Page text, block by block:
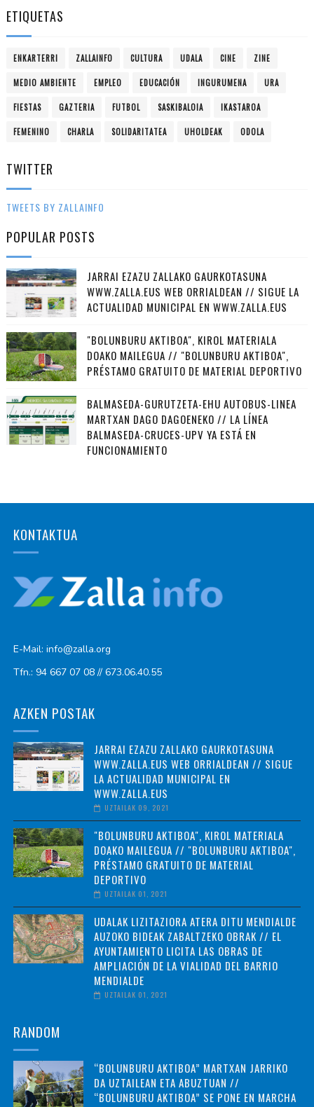
ETIQUETAS
ENKARTERRI ZALLAINFO CULTURA UDALA CINE ZINE
MEDIO AMBIENTE EMPLEO EDUCACIÓN INGURUMENA URA
FIESTAS GAZTERIA FUTBOL SASKIBALOIA IKASTAROA
FEMENINO CHARLA SOLIDARITATEA UHOLDEAK ODOLA
TWITTER
TWEETS BY ZALLAINFO
POPULAR POSTS
JARRAI EZAZU ZALLAKO GAURKOTASUNA
WWW.ZALLA.EUS WEB ORRIALDEAN // SIGUE LA
ACTUALIDAD MUNICIPAL EN WWW.ZALLA.EUS
"BOLUNBURU AKTIBOA", KIROL MATERIALA
DOAKO MAILEGUA // "BOLUNBURU AKTIBOA",
PRÉSTAMO GRATUITO DE MATERIAL DEPORTIVO
BALMASEDA-GURUTZETA-EHU AUTOBUS-LINEA
MARTXAN DAGO DAGOENEKO // LA LÍNEA
BALMASEDA-CRUCES-UPV YA ESTÁ EN
FUNCIONAMIENTO
KONTAKTUA
E-Mail: info@zalla.org
Tfn.: 94 667 07 08 // 673.06.40.55
AZKEN POSTAK
JARRAI EZAZU ZALLAKO GAURKOTASUNA
WWW.ZALLA.EUS WEB ORRIALDEAN // SIGUE
LA ACTUALIDAD MUNICIPAL EN
WWW.ZALLA.EUS
UZTAILAK 09, 2021
"BOLUNBURU AKTIBOA", KIROL MATERIALA
DOAKO MAILEGUA // "BOLUNBURU AKTIBOA",
PRÉSTAMO GRATUITO DE MATERIAL
DEPORTIVO
UZTAILAK 01, 2021
UDALAK LIZITAZIORA ATERA DITU MENDIALDE
AUZOKO BIDEAK ZABALTZEKO OBRAK // EL
AYUNTAMIENTO LICITA LAS OBRAS DE
AMPLIACIÓN DE LA VIALIDAD DEL BARRIO
MENDIALDE
UZTAILAK 01, 2021
RANDOM
“BOLUNBURU AKTIBOA” MARTXAN JARRIKO
DA UZTAILEAN ETA ABUZTUAN //
“BOLUNBURU AKTIBOA” SE PONE EN MARCHA